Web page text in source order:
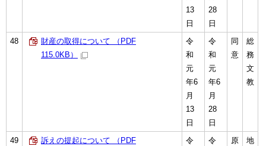
13
日
28
日
48
財産の取得について （PDF
115.0KB）
令
和
元
年6
月
13
日
令
和
元
年6
月
28
日
同
意
総
務
文
教
49
訴えの提起について （PDF
令
令
原
地